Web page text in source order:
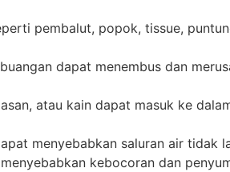
pembalut, popok, tissue,
dapat menembus dan
atau kain dapat masuk ke
menyebabkan saluran air tidak
kebocoran dan